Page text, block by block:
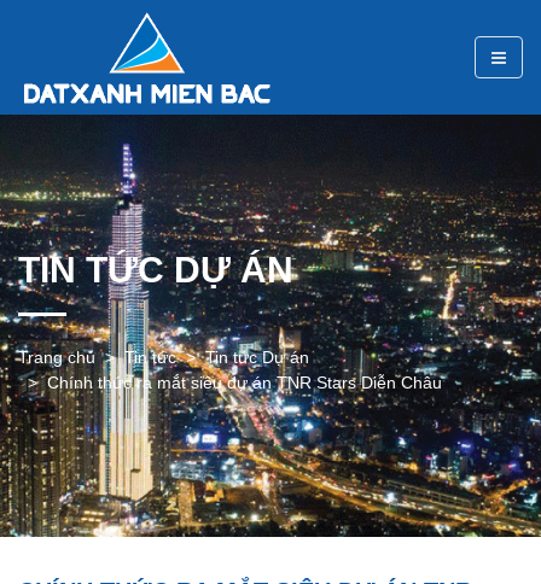
TIN TỨC DỰ ÁN
Trang chủ Tin tức
Tin tức Dự án
Chính thức ra mắt siêu dự án TNR Stars Diễn Châu